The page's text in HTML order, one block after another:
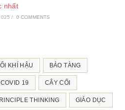
nhất
/ 0 COMMENTS
KHÍ HẬU BẢO TÀNG
COVID 19 CÂY CỐI
THINKING GIÁO DỤC